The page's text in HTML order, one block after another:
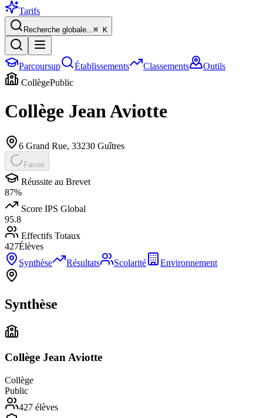
Tarifs
Recherche globale...⌘ K
Parcoursup Établissements Classements
Outils
CollègePublic
Collège Jean Aviotte
6 Grand Rue, 33230 Guîtres
Favori
Réussite au Brevet
87%
Score IPS Global
95.8
Effectifs Totaux
427Élèves
Synthèse
Résultats Scolarité Environnement
Synthèse
Collège Jean Aviotte
Collège
Public
427 élèves